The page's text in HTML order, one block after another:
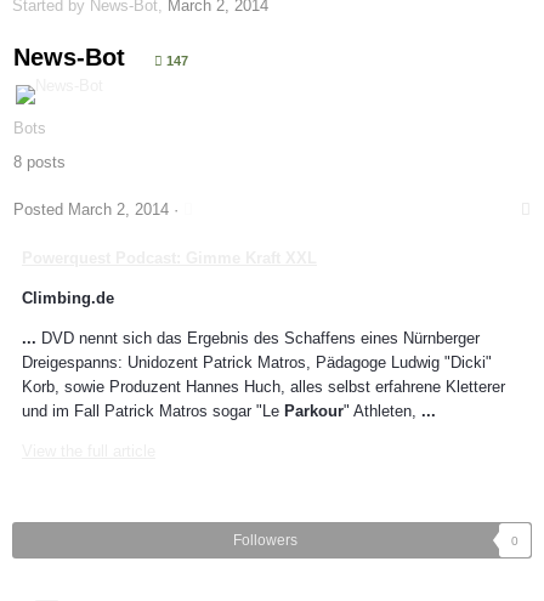
Started by News-Bot March 2, 2014
News-Bot 147
Bots
8 posts
Posted March 2, 2014 ·
Climbing.de
... DVD nennt sich das Ergebnis des Schaffens eines Nürnberger
Dreigespanns: Unidozent Patrick Matros, Pädagoge Ludwig "Dicki"
Korb, sowie Produzent Hannes Huch, alles selbst erfahrene Kletterer
und im Fall Patrick Matros sogar "Le Parkour" Athleten, ...
Followers 0